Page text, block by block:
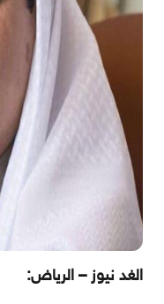
الغد نيوز – الرياض: